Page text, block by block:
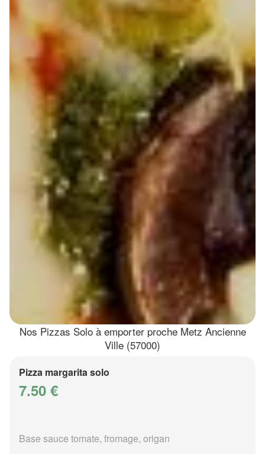
Nos Pizzas Solo à emporter proche Metz Ancienne
Ville (57000)
Pizza margarita solo
7.50 €
Base sauce tomate, fromage, origan